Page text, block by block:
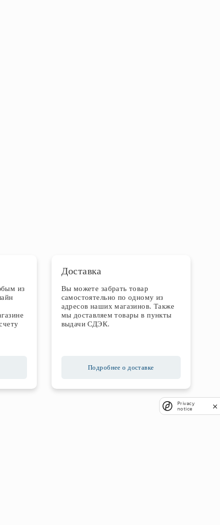
из
Доставка
Вы можете забрать товар
самостоятельно по одному из
адресов наших магазинов. Также
мы доставляем товары в пункты
выдачи СДЭК.
Подробнее о доставке
Privacy
notice